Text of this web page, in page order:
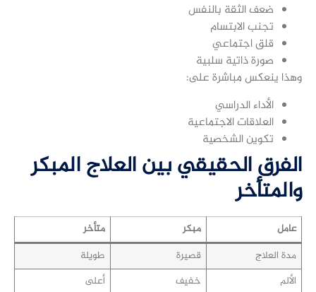
ضعف الثقة بالنفس
تجنب الابتسام
قلق اجتماعي
صورة ذاتية سلبية
وهذا ينعكس مباشرة على:
الأداء الدراسي
العلاقات الاجتماعية
تكوين الشخصية
الفرق الحقيقي بين العلاج المبكر
والمتأخر
عامل مبكر
متأخر
مدة العلاج
قصيرة
طويلة
الألم
خفيف
أعلى